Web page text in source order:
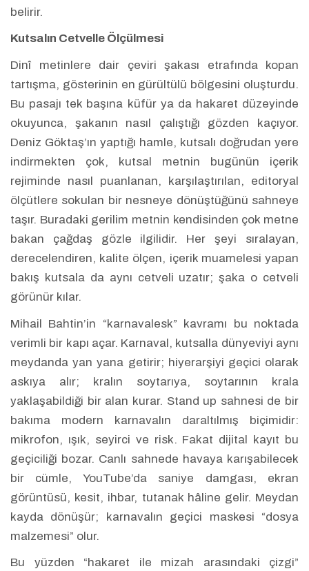
belirir.
Kutsalın Cetvelle Ölçülmesi
Dinî metinlere dair çeviri şakası etrafında kopan
tartışma, gösterinin en gürültülü bölgesini oluşturdu.
Bu pasajı tek başına küfür ya da hakaret düzeyinde
okuyunca, şakanın nasıl çalıştığı gözden kaçıyor.
Deniz Göktaş’ın yaptığı hamle, kutsalı doğrudan yere
indirmekten çok, kutsal metnin bugünün içerik
rejiminde nasıl puanlanan, karşılaştırılan, editoryal
ölçütlere sokulan bir nesneye dönüştüğünü sahneye
taşır. Buradaki gerilim metnin kendisinden çok metne
bakan çağdaş gözle ilgilidir. Her şeyi sıralayan,
derecelendiren, kalite ölçen, içerik muamelesi yapan
bakış kutsala da aynı cetveli uzatır; şaka o cetveli
görünür kılar.
Mihail Bahtin’in “karnavalesk” kavramı bu noktada
verimli bir kapı açar. Karnaval, kutsalla dünyeviyi aynı
meydanda yan yana getirir; hiyerarşiyi geçici olarak
askıya alır; kralın soytarıya, soytarının krala
yaklaşabildiği bir alan kurar. Stand up sahnesi de bir
bakıma modern karnavalın daraltılmış biçimidir:
mikrofon, ışık, seyirci ve risk. Fakat dijital kayıt bu
geçiciliği bozar. Canlı sahnede havaya karışabilecek
bir cümle, YouTube’da saniye damgası, ekran
görüntüsü, kesit, ihbar, tutanak hâline gelir. Meydan
kayda dönüşür; karnavalın geçici maskesi “dosya
malzemesi” olur.
Bu yüzden “hakaret ile mizah arasındaki çizgi”